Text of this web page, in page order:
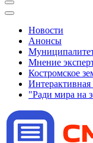
Новости
Анонсы
Мнение
Костромское
Интерактивная
"Ради мира на